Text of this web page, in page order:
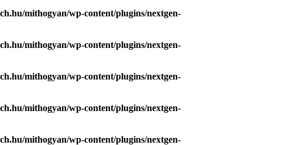
mithogyan/wp-content/plugins/nextgen-
mithogyan/wp-content/plugins/nextgen-
mithogyan/wp-content/plugins/nextgen-
mithogyan/wp-content/plugins/nextgen-
mithogyan/wp-content/plugins/nextgen-